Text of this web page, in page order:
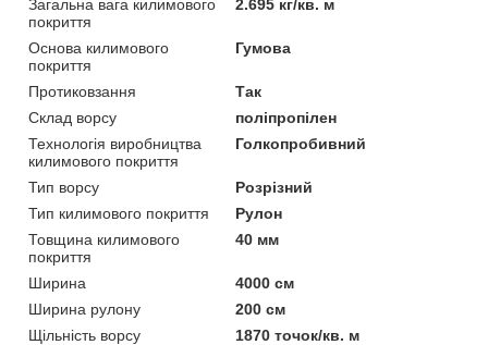
Загальна вага килимового
покриття
2.695 кг/кв. м
Основа килимового
покриття
Гумова
Протиковзання
Так
Склад ворсу
поліпропілен
Технологія виробництва
килимового покриття
Голкопробивний
Тип ворсу
Розрізний
Тип килимового покриття
Рулон
Товщина килимового
покриття
40 мм
Ширина
4000 см
Ширина рулону
200 см
Щільність ворсу
1870 точок/кв. м